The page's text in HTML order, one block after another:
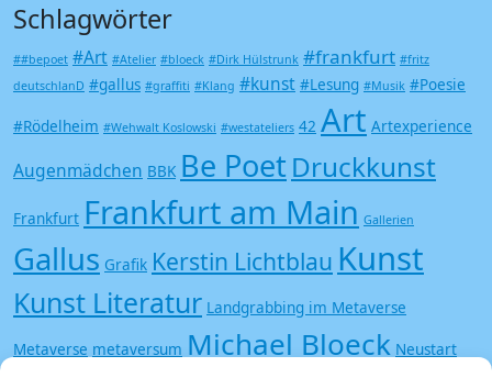
Schlagwörter
##bepoet #Art #Atelier #bloeck #Dirk Hülstrunk #frankfurt #fritz
deutschlanD #gallus #graffiti #Klang #kunst #Lesung #Musik #Poesie
#Rödelheim #Wehwalt Koslowski #westateliers 42 Art Artexperience
Augenmädchen BBK Be Poet Druckkunst
Frankfurt Frankfurt am Main Gallerien
Gallus Grafik Kerstin Lichtblau Kunst
Kunst Literatur Landgrabbing im Metaverse
Metaverse metaversum Michael Bloeck Neustart